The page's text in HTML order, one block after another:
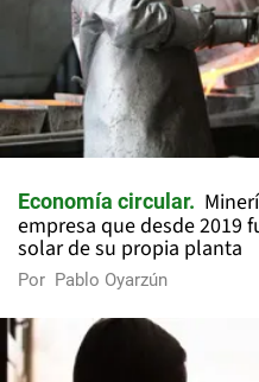
Economía circular
empresa que desde 2019
solar de su propia planta
Por Pablo Oyarzún